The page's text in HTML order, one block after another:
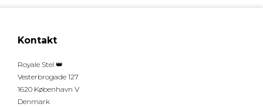
Kontakt
Royale Stel 👑
Vesterbrogade 127
1620 København V
Denmark